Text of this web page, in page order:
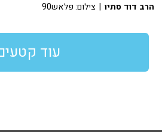
הרב דוד סתיו | צילום: פלאש90
עוד